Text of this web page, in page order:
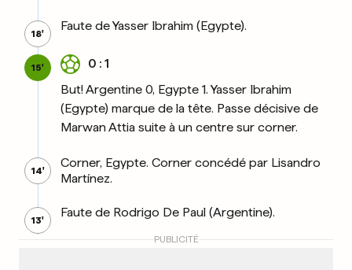
18'
Faute de Yasser Ibrahim (Egypte).
15'
0 : 1
But! Argentine 0, Egypte 1. Yasser Ibrahim
(Egypte) marque de la tête. Passe décisive de
Marwan Attia suite à un centre sur corner.
14'
Corner, Egypte. Corner concédé par Lisandro
Martínez.
13'
Faute de Rodrigo De Paul (Argentine).
PUBLICITÉ